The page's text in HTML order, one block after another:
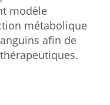
modèle
métabolique
afin de